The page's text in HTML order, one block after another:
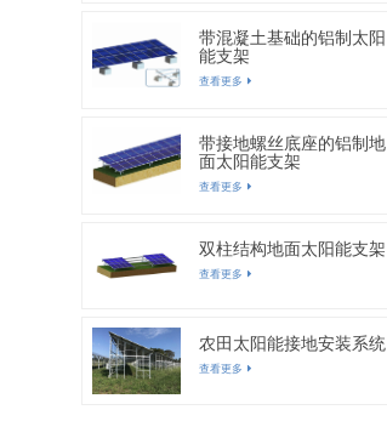
带混凝土基础的铝制太阳
能支架
查看更多
带接地螺丝底座的铝制地
面太阳能支架
查看更多
双柱结构地面太阳能支架
查看更多
农田太阳能接地安装系统
查看更多